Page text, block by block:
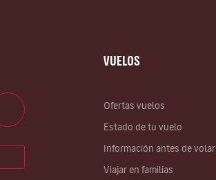
VUELOS
Ofertas vuelos
Estado de tu vuelo
Información antes de volar
Viajar en familias